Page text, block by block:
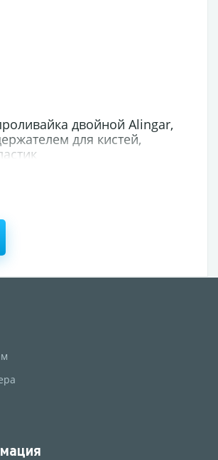
двойной Alingar,
для кистей,